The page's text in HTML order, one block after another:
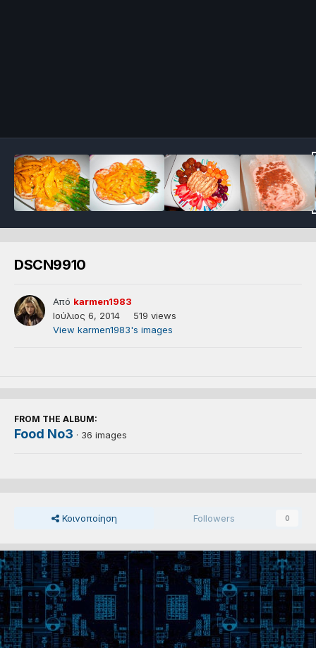
DSCN9910
Από karmen1983
Ιούλιος 6, 2014
519 views
View karmen1983's images
FROM THE ALBUM:
Food No3 · 36 images
Κοινοποίηση Followers 0